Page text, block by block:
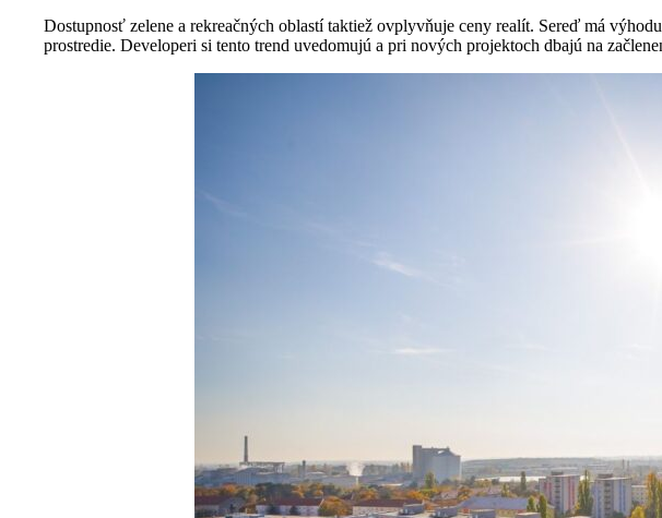
Dostupnosť zelene a rekreačných oblastí taktiež ovplyvňuje ceny realít. Sereď má
prostredie. Developeri si tento trend uvedomujú a pri nových projektoch dbajú na